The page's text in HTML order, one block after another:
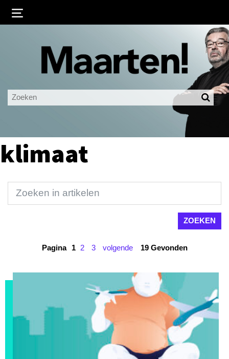
Ingelogd blijven
LOGIN
klimaat
Pagina 1 2 3 volgende 19 Gevonden